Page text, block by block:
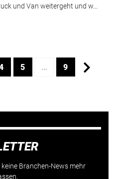
und Van weitergeht und w...
5 … 9
Branchen-News mehr